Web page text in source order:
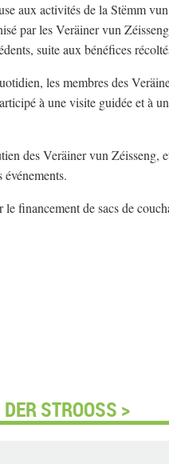
aux activités de la Stëmm
par les Veräiner vun
suite aux bénéfices
les membres des
à une visite guidée et à
des Veräiner vun
financement de sacs de
STROOSS >